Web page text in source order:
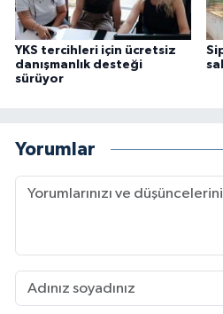
YKS tercihleri için ücretsiz
danışmanlık desteği
sürüyor
Yorumlar